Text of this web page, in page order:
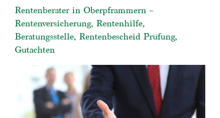
Rentenberater in Oberpframmern –
Rentenversicherung, Rentenhilfe,
Beratungsstelle, Rentenbescheid Prüfung,
Gutachten